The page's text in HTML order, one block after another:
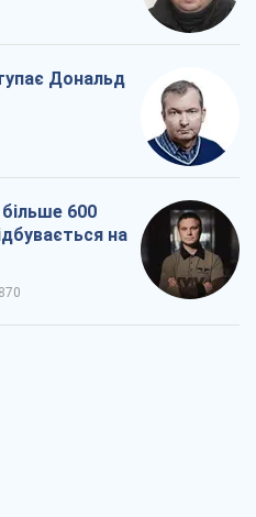
Дональд
600
на
870